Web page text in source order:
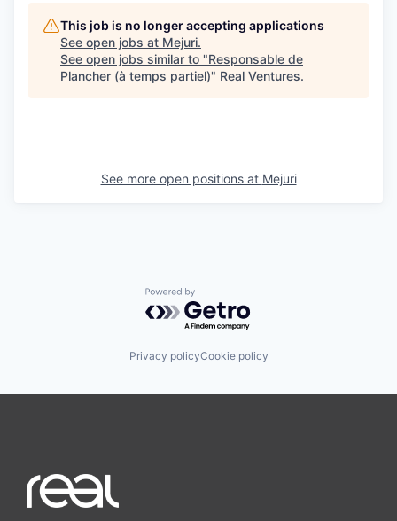
This job is no longer accepting applications
See open jobs at Mejuri.
See open jobs similar to "Responsable de
Plancher (à temps partiel)" Real Ventures.
See more open positions at Mejuri
Powered by Getro.com
Privacy policyCookie policy